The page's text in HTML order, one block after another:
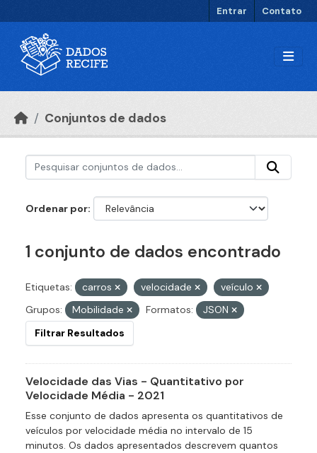
Entrar Contato
Conjuntos de dados
Ordenar por
1 conjunto de dados encontrado
Etiquetas: carros velocidade
veículo
Grupos:
Mobilidade Formatos:
JSON
Filtrar Resultados
Velocidade das Vias - Quantitativo por
Velocidade Média - 2021
Esse conjunto de dados apresenta os quantitativos de
veículos por velocidade média no intervalo de 15
minutos. Os dados apresentados descrevem quantos